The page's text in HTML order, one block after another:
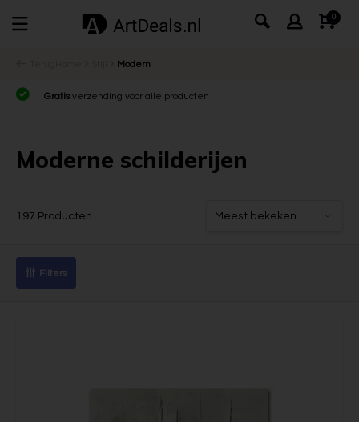
0
Modern
Gratis verzending voor alle producten
Moderne schilderijen
197 Producten
Filters